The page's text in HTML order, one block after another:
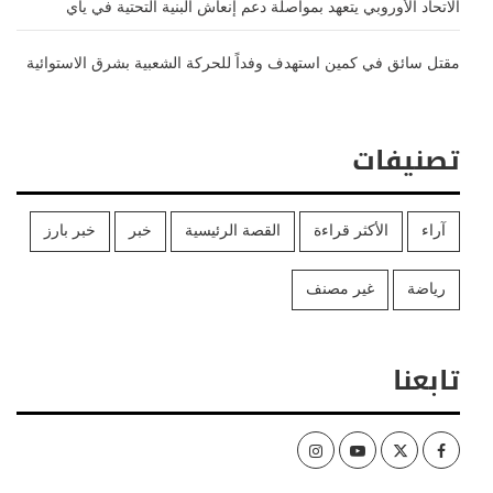
الاتحاد الأوروبي يتعهد بمواصلة دعم إنعاش البنية التحتية في ياي
مقتل سائق في كمين استهدف وفداً للحركة الشعبية بشرق الاستوائية
تصنيفات
آراء الأكثر قراءة القصة الرئيسية خبر خبر بارز
رياضة غير مصنف
تابعنا
Facebook
Twitter
Youtube
Instagram